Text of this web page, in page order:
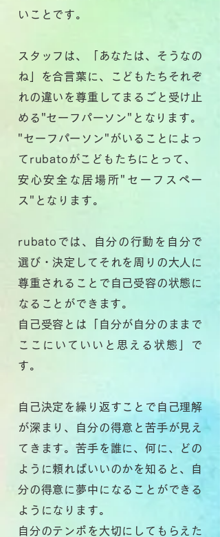
いこと です。
スタッフは、
「あなたは、そうなの
ね」を合言葉に、こどもたち それぞ
れの違いを尊重してまるごと受け止
める"セーフパーソン"となります。
"セーフパーソン"がいることによっ
てrubatoがこどもたちにとって、
安心安全な居場所"セーフスペー
ス"となります。
rubatoでは、自分の行動を自分で
選び・決定してそれを周りの大人に
尊重されることで自己受容の状態に
なることができます。
自己受容とは「自分が自分のままで
ここにいていいと 思える状態」で
す。
自己決定を繰り返すことで自己理解
が深まり、自分の得意と苦手が見え
てきます。苦手を誰に、何に、どの
ように頼ればいいのかを知ると、自
分の得意に夢中になることができる
ようになります。
自分のテンポを大切にしてもらえた